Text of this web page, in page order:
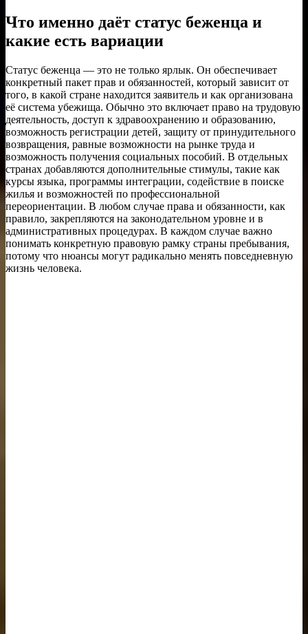
Что именно даёт статус беженца и
какие есть вариации
Статус беженца — это не только ярлык. Он обеспечивает
конкретный пакет прав и обязанностей, который зависит от
того, в какой стране находится заявитель и как организована
её система убежища. Обычно это включает право на трудовую
деятельность, доступ к здравоохранению и образованию,
возможность регистрации детей, защиту от принудительного
возвращения, равные возможности на рынке труда и
возможность получения социальных пособий. В отдельных
странах добавляются дополнительные стимулы, такие как
курсы языка, программы интеграции, содействие в поиске
жилья и возможностей по профессиональной
переориентации. В любом случае права и обязанности, как
правило, закрепляются на законодательном уровне и в
административных процедурах. В каждом случае важно
понимать конкретную правовую рамку страны пребывания,
потому что нюансы могут радикально менять повседневную
жизнь человека.